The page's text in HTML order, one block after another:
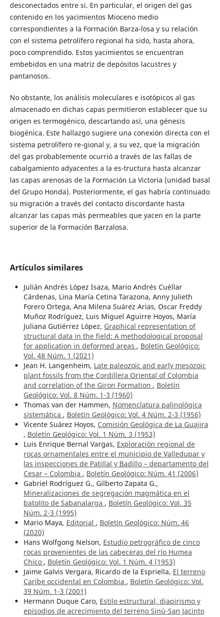
desconectados entre si. En particular, el origen del gas
contenido en los yacimientos Mioceno medio
correspondientes a la Formación Barza-losa y su relación
con el sistema petrolífero regional ha sido, hasta ahora,
poco comprendido. Estos yacimientos se encuentran
embebidos en una matriz de depósitos lacustres y
pantanosos.
No obstante, los análisis moleculares e isotópicos al gas
almacenado en dichas capas permitieron establecer que su
origen es termogénico, descartando así, una génesis
biogénica. Este hallazgo sugiere una conexión directa con el
sistema petrolífero re-gional y, a su vez, que la migración
del gas probablemente ocurrió a través de las fallas de
cabalgamiento adyacentes a la es-tructura hasta alcanzar
las capas arenosas de la Formación La Victoria (unidad basal
del Grupo Honda). Posteriormente, el gas habría continuado
su migración a través del contacto discordante hasta
alcanzar las capas más permeables que yacen en la parte
superior de la Formación Barzalosa.
Artículos similares
Julián Andrés López Isaza, Mario Andrés Cuéllar
Cárdenas, Lina María Cetina Tarazona, Anny Julieth
Forero Ortega, Ana Milena Suárez Arias, Oscar Freddy
Muñoz Rodríguez, Luis Miguel Aguirre Hoyos, María
Juliana Gutiérrez López, Graphical representation of
structural data in the field: A methodological proposal
for application in deformed areas , Boletín Geológico:
Vol. 48 Núm. 1 (2021)
Jean H. Langenheim, Late paleozoic and early mesozoic
plant fossils from the Cordillera Oriental of Colombia
and correlation of the Giron Formation , Boletín
Geológico: Vol. 8 Núm. 1-3 (1960)
Thomas van der Hammen, Nomenclatura palinológica
sistemática , Boletín Geológico: Vol. 4 Núm. 2-3 (1956)
Vicente Suárez Hoyos, Comisión Geológica de La Guajira
, Boletín Geológico: Vol. 1 Núm. 3 (1953)
Luis Enrique Bernal Vargas, Exploración regional de
rocas ornamentales entre el municipio de Valledupar y
las inspecciones de Patillal y Badillo – departamento del
Cesar – Colombia , Boletín Geológico: Núm. 41 (2006)
Gabriel Rodríguez G., Gilberto Zapata G.,
Mineralizaciones de segregación magmática en el
batolito de Sabanalarga , Boletín Geológico: Vol. 35
Núm. 2-3 (1995)
Mario Maya, Editorial , Boletín Geológico: Núm. 46
(2020)
Hans Wolfgong Nelson, Estudio petrográfico de cinco
rocas provenientes de las cabeceras del río Humea
Chico , Boletín Geológico: Vol. 1 Núm. 4 (1953)
Jaime Galvis Vergara, Ricardo de la Espriella, El terreno
Caribe occidental en Colombia , Boletín Geológico: Vol.
39 Núm. 1-3 (2001)
Hermann Duque Caro, Estilo estructural, diapirismo y
episodios de acrecimiento del terreno Sinú-San Jacinto